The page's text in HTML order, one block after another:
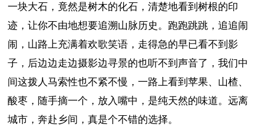
一块大石，竟然是树木的化石，清楚地看到树根的印
迹，让你不由地想要追溯山脉历史。跑跑跳跳，追追闹
闹，山路上充满着欢歌笑语，走得急的早已看不到影
子，后边边走边摄影边寻景的也听不到声音了，我们中
间这拨人马索性也不紧不慢，一路上看到苹果、山楂、
酸枣，随手摘一个，放入嘴中，是纯天然的味道。远离
城市，奔赴乡间，真是个不错的选择。